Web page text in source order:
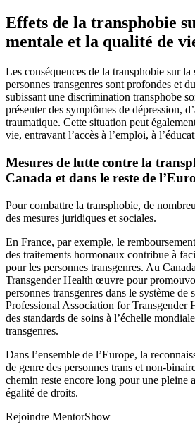
Effets de la transphobie
mentale et la qualité de
Les conséquences de la transphobie sur la
personnes transgenres sont profondes et
subissant une discrimination transphobe
présenter des symptômes de dépression,
traumatique. Cette situation peut
vie, entravant l’accès à l’emploi, à
Mesures de lutte contre la
Canada et dans le reste de
Pour combattre la transphobie, de
des mesures juridiques et sociales.
En France, par exemple, le
des traitements hormonaux contribue à
pour les personnes transgenres. Au
Transgender Health œuvre pour
personnes transgenres dans le système
Professional Association for Transgender
des standards de soins à l’échelle
transgenres.
Dans l’ensemble de l’Europe, la
de genre des personnes trans et non-
chemin reste encore long pour une pleine
égalité de droits.
Rejoindre MentorShow